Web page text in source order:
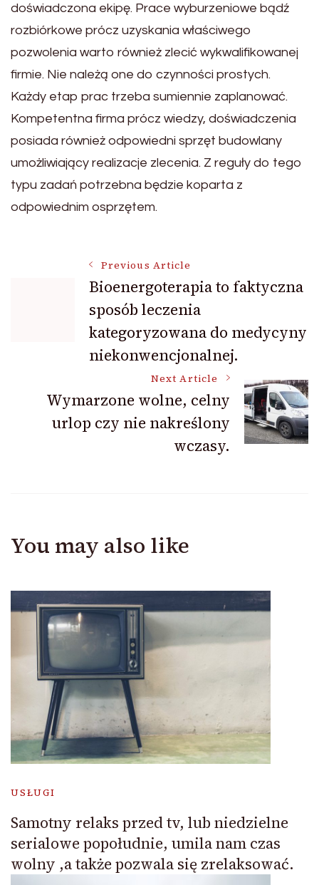
doświadczona ekipę. Prace wyburzeniowe bądź
rozbiórkowe prócz uzyskania właściwego
pozwolenia warto również zlecić wykwalifikowanej
firmie. Nie należą one do czynności prostych.
Każdy etap prac trzeba sumiennie zaplanować.
Kompetentna firma prócz wiedzy, doświadczenia
posiada również odpowiedni sprzęt budowlany
umożliwiający realizacje zlecenia. Z reguły do tego
typu zadań potrzebna będzie koparta z
odpowiednim osprzętem.
Navigation
Previous Article
Bioenergoterapia to faktyczna
sposób leczenia
kategoryzowana do medycyny
niekonwencjonalnej.
Next Article
Wymarzone wolne, celny
urlop czy nie nakreślony
wczasy.
You may also like
USŁUGI
Samotny relaks przed tv, lub niedzielne
serialowe popołudnie, umila nam czas
wolny ,a także pozwala się zrelaksować.